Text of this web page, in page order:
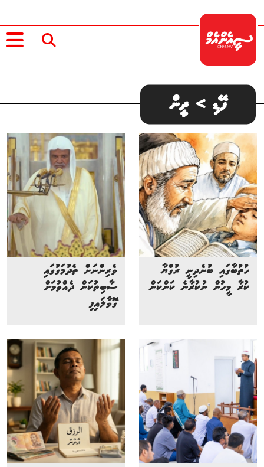
ފޭޑި > ދީން
ހުތުބާގައި ބުނެދިނީ ރުގްޔާ
ކުރާ މީހުން ނުކުރާނެ ކަންކަން
ވެރިންނަށް ތެދުމަގުގައި
ސާބިތުކަން ދެއްވުމަށް
ގޮވާލައިފި